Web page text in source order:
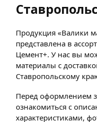
Продукция «Валики
представлена в
Цемент+. У нас вы
материалы с
Ставропольскому
Перед оформлением
ознакомиться с
характеристиками,